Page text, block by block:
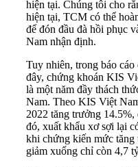
hiện tại. Chúng tôi cho
hiện tại, TCM có thể
để đón đầu đà hồi phục
Nam nhận định.
Tuy nhiên, trong báo cáo
đây, chứng khoán KIS
là một năm đầy thách
Nam. Theo KIS Việt
2022 tăng trưởng
đó, xuất khẩu xơ sợi lại
khi chứng kiến mức
giảm xuống chỉ còn 4,7